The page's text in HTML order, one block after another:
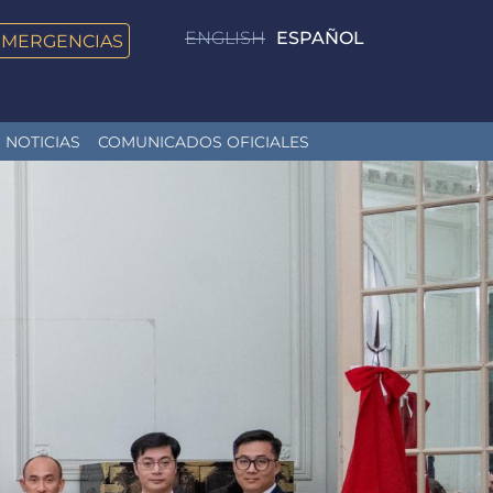
ENGLISH ESPAÑOL
NOTICIAS COMUNICADOS OFICIALES